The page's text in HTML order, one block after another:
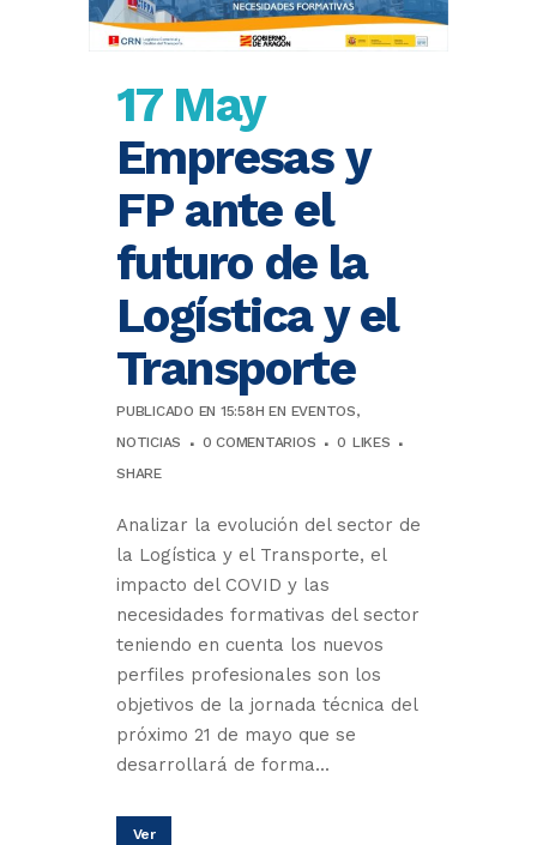
17 May
Empresas y
FP ante el
futuro de la
Logística y el
Transporte
PUBLICADO EN 15:58H EN EVENTOS,
NOTICIAS
0 COMENTARIOS 0 LIKES
SHARE
Analizar la evolución del sector de
la Logística y el Transporte, el
impacto del COVID y las
necesidades formativas del sector
teniendo en cuenta los nuevos
perfiles profesionales son los
objetivos de la jornada técnica del
próximo 21 de mayo que se
desarrollará de forma...
Ver